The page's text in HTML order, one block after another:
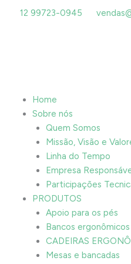
12 99723-0945
Home
Sobre nós
Quem Somos
Missão, Visão e
Linha do Tempo
Empresa
Participações
PRODUTOS
Apoio para os pés
Bancos ergonômicos
CADEIRAS
Mesas e bancadas